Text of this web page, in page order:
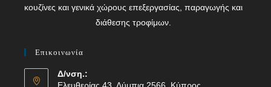
κουζίνες και γενικά χώρους επεξεργασίας, παραγωγής και
διάθεσης τροφίμων.
Επικοινωνία
Δ/νση.:
Ελευθερίας 43, Λύμπια 2566, Κύπρος